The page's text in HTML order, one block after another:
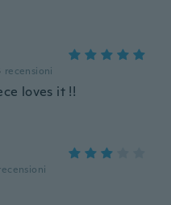
recensioni
loves it !!